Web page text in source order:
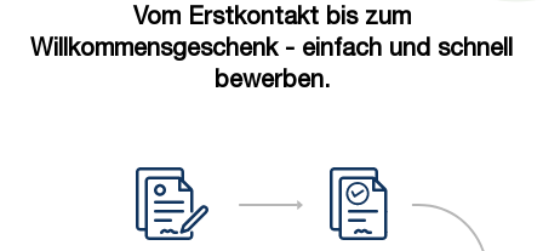
Vom Erstkontakt bis zum
Willkommensgeschenk - einfach und schnell
bewerben.